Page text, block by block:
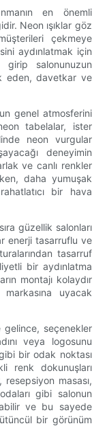
en önemli
Neon ışıklar göz
çekmeye
aydınlatmak için
girip salonunuzun
eden, davetkar ve
genel atmosferini
tabelalar, ister
neon vurgular
deneyimin
ve canlı renkler
daha yumuşak
bir hava
güzellik salonları
enerji tasarruflu ve
tasarruf
bir aydınlatma
montajı kolaydır
uyacak
gelince, seçenekler
veya logosunu
bir odak noktası
renk dokunuşları
resepsiyon masası,
gibi salonun
ve bu sayede
bir görünüm